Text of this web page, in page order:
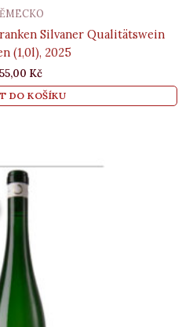
Silvaner Qualitätswein
(1,0l), 2025
Kč
DO KOŠÍKU